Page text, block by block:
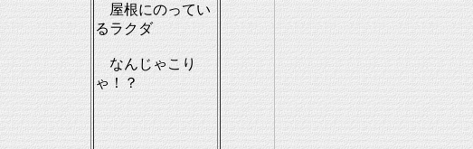
屋根にのってい
るラクダ
なんじゃこり
ゃ！？